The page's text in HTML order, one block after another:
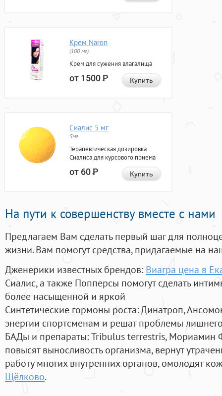
Крем Naron
(100 мг)
Крем для сужения влагалища
от 1500Р Купить
Сиалис 5 мг
5мг
Терапевтическая дозировка
Сиалиса для курсового приема
от 60Р Купить
На пути к совершенству вместе с нами
Предлагаем Вам сделать первый шаг для
жизни. Вам помогут средства, придагаемые на
Дженерики известных брендов: Виагра цена в
Сиалис, а также Попперсы помогут сделать
более насыщенной и яркой
Синтетические гормоны роста: Динатроп,
энергии спортсменам и решат проблемы
БАДы и препараты:Tribulus terrestris, Мориамин
повысят выносливость организма, вернут
работу многих внутренних органов, омолодят
Щёлково.